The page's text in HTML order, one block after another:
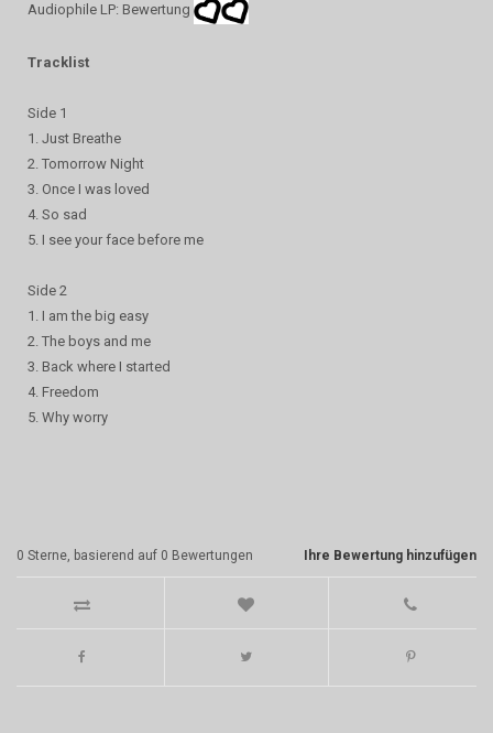
Audiophile LP: Bewertung
Tracklist
Side 1
1. Just Breathe
2. Tomorrow Night
3. Once I was loved
4. So sad
5. I see your face before me
Side 2
1. I am the big easy
2. The boys and me
3. Back where I started
4. Freedom
5. Why worry
Ihre Bewertung hinzufügen
0 Sterne, basierend auf 0 Bewertungen